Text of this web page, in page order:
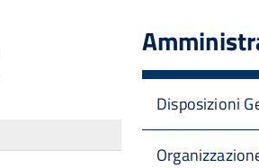
Disposizioni